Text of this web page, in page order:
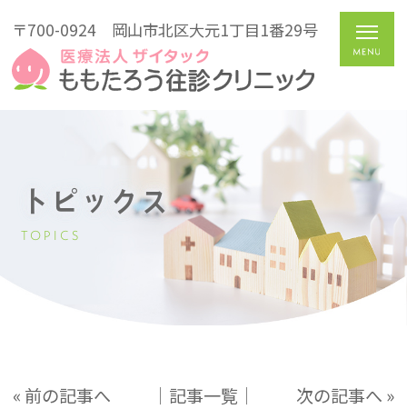
〒700-0924 岡山市北区大元1丁目1番29号
トピックス
TOPICS
« 前の記事へ │記事一覧│ 次の記事へ »